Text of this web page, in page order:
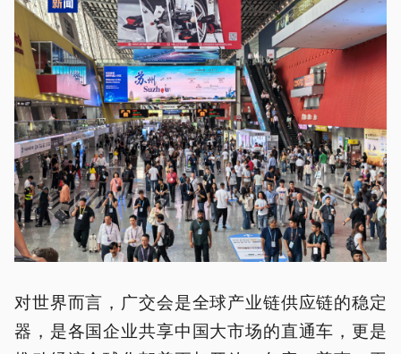
对世界而言，广交会是全球产业链供应链的稳定
器，是各国企业共享中国大市场的直通车，更是